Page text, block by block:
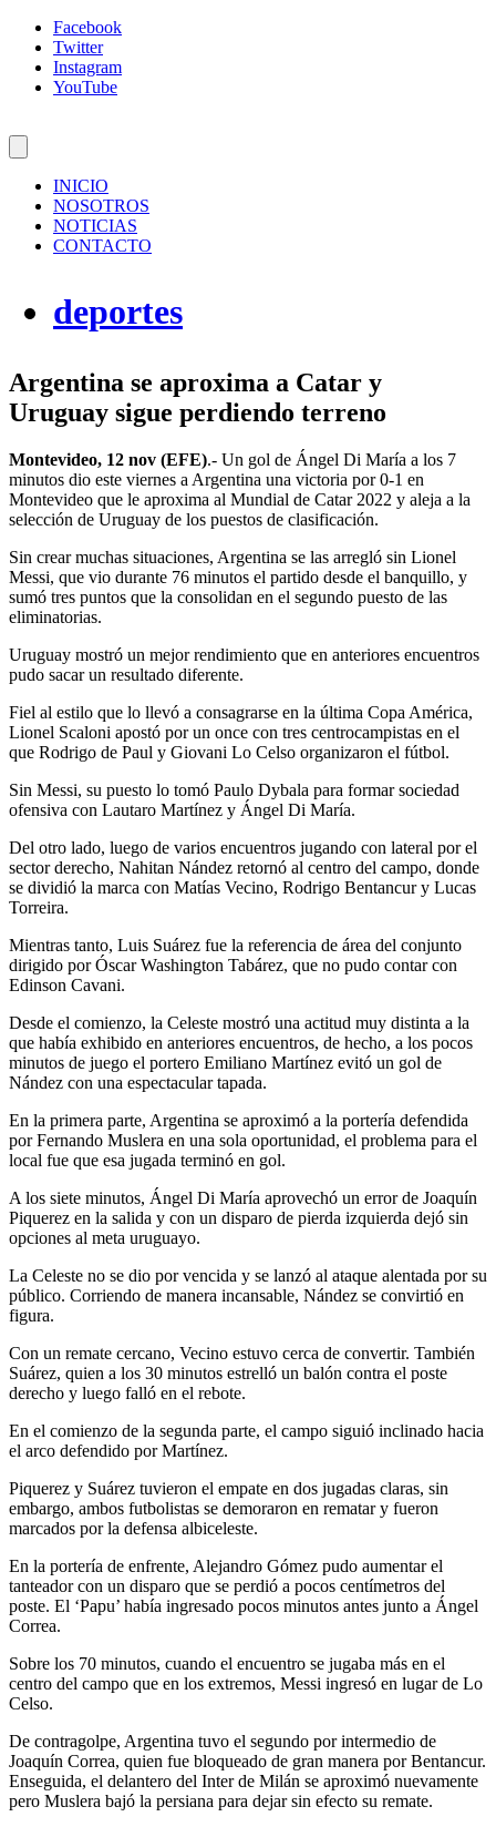
Facebook
Twitter
Instagram
YouTube
INICIO
NOSOTROS
NOTICIAS
CONTACTO
deportes
Argentina se aproxima a Catar y
Uruguay sigue perdiendo terreno
Montevideo, 12 nov (EFE).- Un gol de Ángel Di María a los 7
minutos dio este viernes a Argentina una victoria por 0-1 en
Montevideo que le aproxima al Mundial de Catar 2022 y aleja a la
selección de Uruguay de los puestos de clasificación.
Sin crear muchas situaciones, Argentina se las arregló sin Lionel
Messi, que vio durante 76 minutos el partido desde el banquillo, y
sumó tres puntos que la consolidan en el segundo puesto de las
eliminatorias.
Uruguay mostró un mejor rendimiento que en anteriores encuentros
pudo sacar un resultado diferente.
Fiel al estilo que lo llevó a consagrarse en la última Copa América,
Lionel Scaloni apostó por un once con tres centrocampistas en el
que Rodrigo de Paul y Giovani Lo Celso organizaron el fútbol.
Sin Messi, su puesto lo tomó Paulo Dybala para formar sociedad
ofensiva con Lautaro Martínez y Ángel Di María.
Del otro lado, luego de varios encuentros jugando con lateral por el
sector derecho, Nahitan Nández retornó al centro del campo, donde
se dividió la marca con Matías Vecino, Rodrigo Bentancur y Lucas
Torreira.
Mientras tanto, Luis Suárez fue la referencia de área del conjunto
dirigido por Óscar Washington Tabárez, que no pudo contar con
Edinson Cavani.
Desde el comienzo, la Celeste mostró una actitud muy distinta a la
que había exhibido en anteriores encuentros, de hecho, a los pocos
minutos de juego el portero Emiliano Martínez evitó un gol de
Nández con una espectacular tapada.
En la primera parte, Argentina se aproximó a la portería defendida
por Fernando Muslera en una sola oportunidad, el problema para el
local fue que esa jugada terminó en gol.
A los siete minutos, Ángel Di María aprovechó un error de Joaquín
Piquerez en la salida y con un disparo de pierda izquierda dejó sin
opciones al meta uruguayo.
La Celeste no se dio por vencida y se lanzó al ataque alentada por su
público. Corriendo de manera incansable, Nández se convirtió en
figura.
Con un remate cercano, Vecino estuvo cerca de convertir. También
Suárez, quien a los 30 minutos estrelló un balón contra el poste
derecho y luego falló en el rebote.
En el comienzo de la segunda parte, el campo siguió inclinado hacia
el arco defendido por Martínez.
Piquerez y Suárez tuvieron el empate en dos jugadas claras, sin
embargo, ambos futbolistas se demoraron en rematar y fueron
marcados por la defensa albiceleste.
En la portería de enfrente, Alejandro Gómez pudo aumentar el
tanteador con un disparo que se perdió a pocos centímetros del
poste. El ‘Papu’ había ingresado pocos minutos antes junto a Ángel
Correa.
Sobre los 70 minutos, cuando el encuentro se jugaba más en el
centro del campo que en los extremos, Messi ingresó en lugar de Lo
Celso.
De contragolpe, Argentina tuvo el segundo por intermedio de
Joaquín Correa, quien fue bloqueado de gran manera por Bentancur.
Enseguida, el delantero del Inter de Milán se aproximó nuevamente
pero Muslera bajó la persiana para dejar sin efecto su remate.